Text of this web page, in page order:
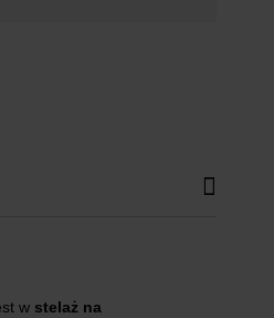
w stelaż na